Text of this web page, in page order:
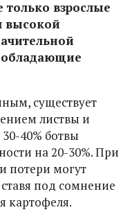
взрослые
высокой
обладающие
существует
листвы и
40% ботвы
на 20-30%. При
потери могут
ставя под сомнение
картофеля.